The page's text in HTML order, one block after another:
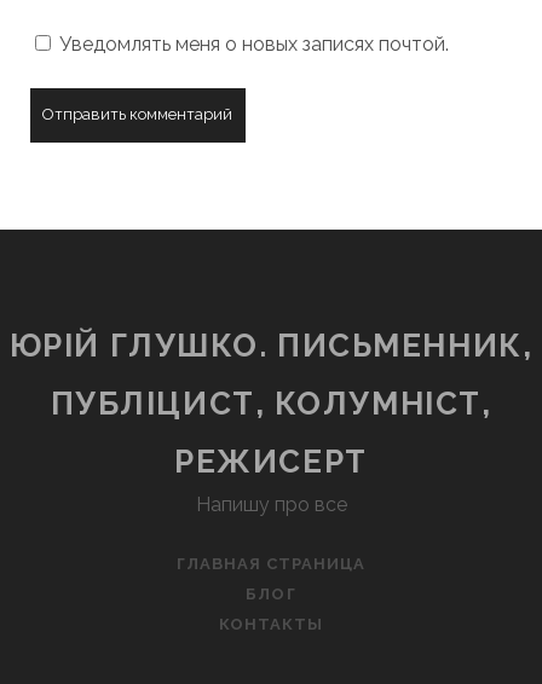
Уведомлять меня о новых записях почтой.
ЮРІЙ ГЛУШКО. ПИСЬМЕННИК,
ПУБЛІЦИСТ, КОЛУМНІСТ,
РЕЖИСЕРТ
Напишу про все
ГЛАВНАЯ СТРАНИЦА
БЛОГ
КОНТАКТЫ